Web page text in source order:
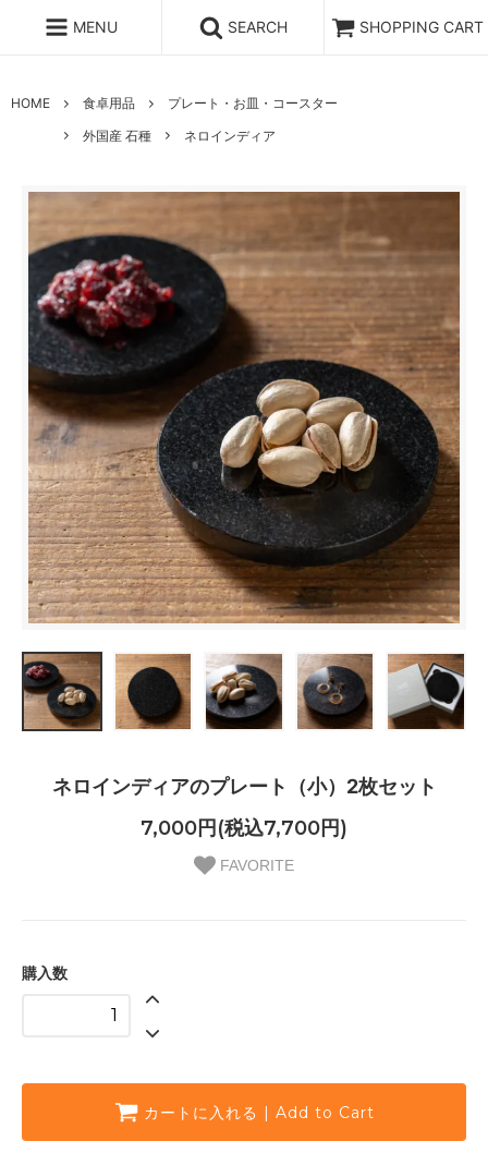
MENU SEARCH SHOPPING CART
HOME 食卓用品
プレート・お皿・コースター
外国産 石種
ネロインディア
ネロインディアのプレート（小）2枚セット
7,000円(税込7,700円)
FAVORITE
購入数
カートに入れる | Add to Cart